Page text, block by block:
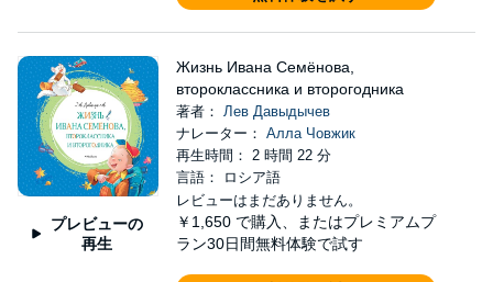
プレビューの
再生
Жизнь Ивана Семёнова,
второклассника и второгодника
著者： Лев Давыдычев
ナレーター： Алла Човжик
再生時間： 2 時間 22 分
言語： ロシア語
レビューはまだありません。
￥1,650 で購入、またはプレミアムプ
ラン30日間無料体験で試す